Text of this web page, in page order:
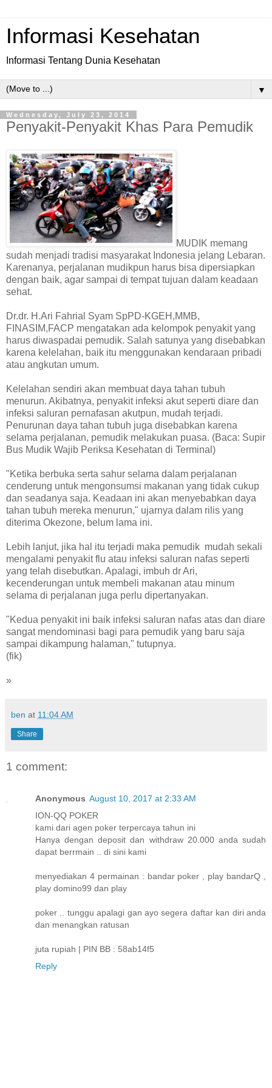
Informasi Kesehatan
Informasi Tentang Dunia Kesehatan
▼
Wednesday, July 23, 2014
Penyakit-Penyakit Khas Para Pemudik
MUDIK memang
sudah menjadi tradisi masyarakat Indonesia jelang Lebaran.
Karenanya, perjalanan mudikpun harus bisa dipersiapkan
dengan baik, agar sampai di tempat tujuan dalam keadaan
sehat.
Dr.dr. H.Ari Fahrial Syam SpPD-KGEH,MMB,
FINASIM,FACP mengatakan ada kelompok penyakit yang
harus diwaspadai pemudik. Salah satunya yang disebabkan
karena kelelahan, baik itu menggunakan kendaraan pribadi
atau angkutan umum.
Kelelahan sendiri akan membuat daya tahan tubuh
menurun. Akibatnya, penyakit infeksi akut seperti diare dan
infeksi saluran pernafasan akutpun, mudah terjadi.
Penurunan daya tahan tubuh juga disebabkan karena
selama perjalanan, pemudik melakukan puasa. (Baca: Supir
Bus Mudik Wajib Periksa Kesehatan di Terminal)
"Ketika berbuka serta sahur selama dalam perjalanan
cenderung untuk mengonsumsi makanan yang tidak cukup
dan seadanya saja. Keadaan ini akan menyebabkan daya
tahan tubuh mereka menurun," ujarnya dalam rilis yang
diterima Okezone, belum lama ini.
Lebih lanjut, jika hal itu terjadi maka pemudik mudah sekali
mengalami penyakit flu atau infeksi saluran nafas seperti
yang telah disebutkan. Apalagi, imbuh dr Ari,
kecenderungan untuk membeli makanan atau minum
selama di perjalanan juga perlu dipertanyakan.
"Kedua penyakit ini baik infeksi saluran nafas atas dan diare
sangat mendominasi bagi para pemudik yang baru saja
sampai dikampung halaman," tutupnya.
(fik)
»
ben at 11:04 AM
Share
1 comment:
Anonymous August 10, 2017 at 2:33 AM
ION-QQ POKER
kami dari agen poker terpercaya tahun ini
Hanya dengan deposit dan withdraw 20.000 anda sudah
dapat berrmain .. di sini kami
menyediakan 4 permainan : bandar poker , play bandarQ ,
play domino99 dan play
poker .. tunggu apalagi gan ayo segera daftar kan diri anda
dan menangkan ratusan
juta rupiah | PIN BB : 58ab14f5
Reply